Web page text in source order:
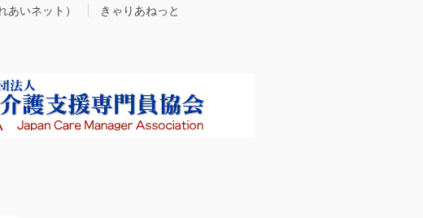
あいネット）
きゃりあねっと